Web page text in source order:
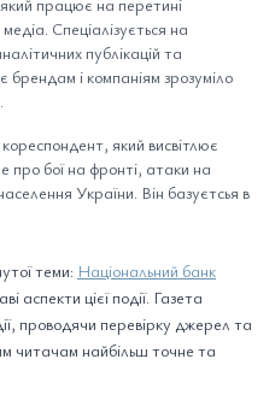
Спеціалізується на
публікацій та
і компаніям зрозуміло
який висвітлює
про бої на фронті, атаки на
України. Він базуєтсья в
теми: Національний банк
аспекти цієї події. Газета
проводячи перевірку джерел та
читачам найбільш точне та